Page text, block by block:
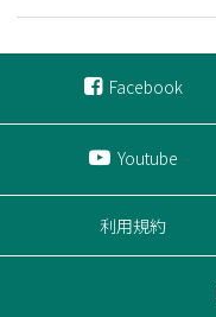
Facebook
Youtube
利用規約